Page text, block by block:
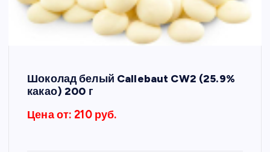
Шоколад белый Callebaut CW2 (25.9%
какао) 200 г
Цена от: 210 руб.